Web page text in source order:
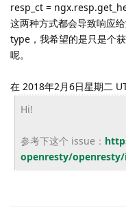
resp_ct =
这两种方式都会导致响应
type，我希望的是只是个
呢。
在 2018年2月6日星期二
Hi!
参考下这个 issue：
openresty/openresty/